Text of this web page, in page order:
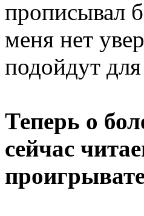
прописывал
меня нет
подойдут
Теперь о
сейчас